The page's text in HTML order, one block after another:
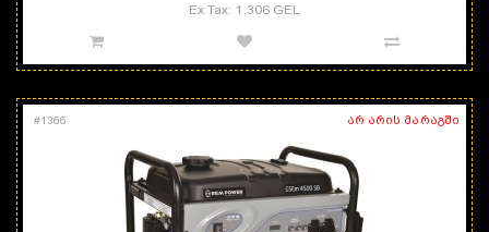
Ex Tax: 1,306 GEL
არ არის მარაგში
#1366